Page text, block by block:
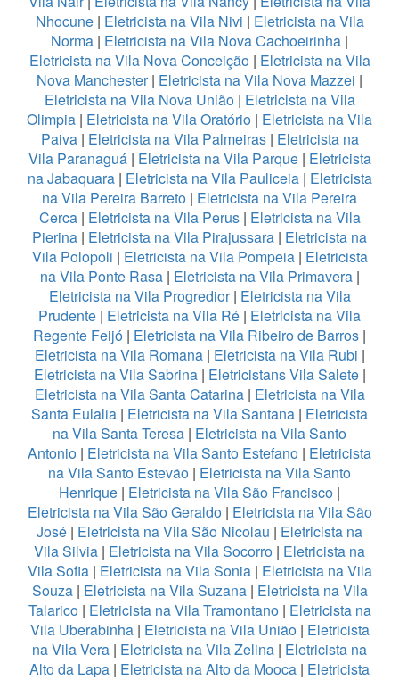
Nhocune| Eletricista na Vila Nivi | Eletricista na Vila
Norma | Eletricista na Vila Nova Cachoeirinha |
Eletricista na Vila Nova Conceição| Eletricista na Vila
Nova Manchester| Eletricista na Vila Nova Mazzei |
Eletricista na Vila Nova União| Eletricista na Vila
Olimpia | Eletricista na Vila Oratório | Eletricista na Vila
Paiva| Eletricista na Vila Palmeiras| Eletricista na
Vila Paranaguá| Eletricista na Vila Parque| Eletricista
na Jabaquara| Eletricista na Vila Pauliceia| Eletricista
na Vila Pereira Barreto | Eletricista na Vila Pereira
Cerca| Eletricista na Vila Perus| Eletricista na Vila
Pierina | Eletricista na Vila Pirajussara | Eletricista na
Vila Polopoli | Eletricista na Vila Pompeia| Eletricista
na Vila Ponte Rasa| Eletricista na Vila Primavera|
Eletricista na Vila Progredior| Eletricista na Vila
Prudente | Eletricista na Vila Ré | Eletricista na Vila
Regente Feijó | Eletricista na Vila Ribeiro de Barros |
Eletricista na Vila Romana| Eletricista na Vila Rubi |
Eletricista na Vila Sabrina| Eletricistans Vila Salete|
Eletricista na Vila Santa Catarina| Eletricista na Vila
Santa Eulalia | Eletricista na Vila Santana | Eletricista
na Vila Santa Teresa | Eletricista na Vila Santo
Antonio | Eletricista na Vila Santo Estefano | Eletricista
na Vila Santo Estevão | Eletricista na Vila Santo
Henrique | Eletricista na Vila São Francisco |
Eletricista na Vila São Geraldo| Eletricista na Vila São
José | Eletricista na Vila São Nicolau | Eletricista na
Vila Silvia | Eletricista na Vila Socorro | Eletricista na
Vila Sofia| Eletricista na Vila Sonia| Eletricista na Vila
Souza| Eletricista na Vila Suzana| Eletricista na Vila
Talarico| Eletricista na Vila Tramontano| Eletricista na
Vila Uberabinha| Eletricista na Vila União| Eletricista
na Vila Vera | Eletricista na Vila Zelina | Eletricista na
Alto da Lapa | Eletricista na Alto da Mooca | Eletricista